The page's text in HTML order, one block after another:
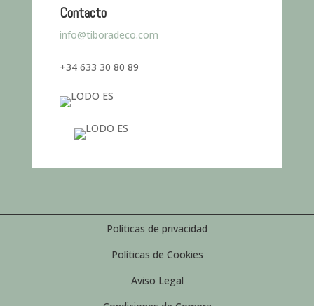
Contacto
info@tiboradeco.com
+34 633 30 80 89
Políticas de privacidad
Políticas de Cookies
Aviso Legal